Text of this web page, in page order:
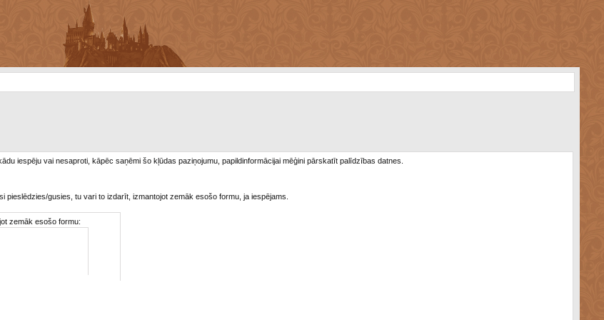
iespēju vai nesaproti, kāpēc saņēmi šo kļūdas paziņojumu, papildinformācijai mēģini pārskatīt palīdzības datnes.
pieslēdzies/gusies, tu vari to izdarīt, izmantojot zemāk esošo formu, ja iespējams.
zemāk esošo formu: